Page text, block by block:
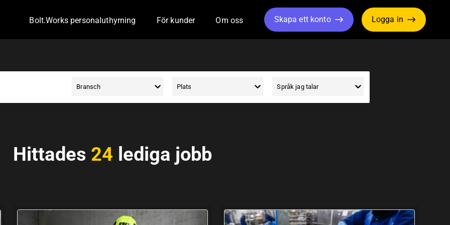
Bolt.Works personaluthyrning Toggle Dropdown
För kunder Toggle Dropdown
Om oss Toggle Dropdown
Skapa ett konto Logga in
Bransch Plats Språk jag talar
Hittades 24 lediga jobb